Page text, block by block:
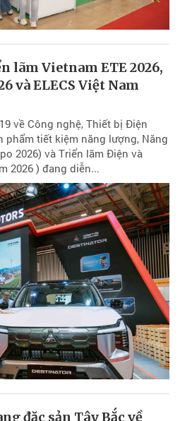
lãm Vietnam ETE 2026,
và ELECS Việt Nam
về Công nghệ, Thiết bị Điện
phẩm tiết kiệm năng lượng, Năng
2026) và Triển lãm Điện và
2026 ) đang diễn...
đặc sản Tây Bắc về